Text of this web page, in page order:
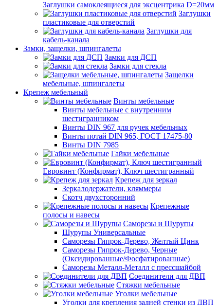
Заглушки самоклеящиеся для эксцентрика D=20мм
Заглушки
пластиковые для отверстий
Заглушки для
кабель-канала
Замки, защелки, шпингалеты
Замки для ДСП
Замки для стекла
Защелки
мебельные, шпингалеты
Крепеж мебельный
Винты мебельные
Винты мебельные с внутренним
шестигранником
Винты DIN 967 для ручек мебельных
Винты потай DIN 965, ГОСТ 17475-80
Винты DIN 7985
Гайки мебельные
Евровинт (Конфирмат), Ключ шестигранный
Крепеж для зеркал
Зеркалодержатели, кляммеры
Скотч двухсторонний
Крепежные
полосы и навесы
Саморезы и Шурупы
Шурупы Универсальные
Саморезы Гипрок-Дерево, Желтый Цинк
Саморезы Гипрок-Дерево, Черные
(Оксидированные/Фосфатированные)
Саморезы Металл-Металл с прессшайбой
Соединители для ДВП
Стяжки мебельные
Уголки мебельные
Уголки для крепления задней стенки из ДВП